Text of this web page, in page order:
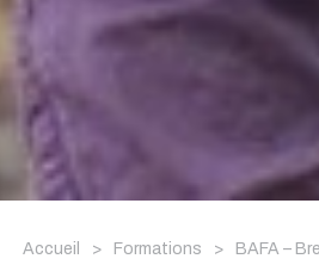
Accueil > Formations >
BAFA –